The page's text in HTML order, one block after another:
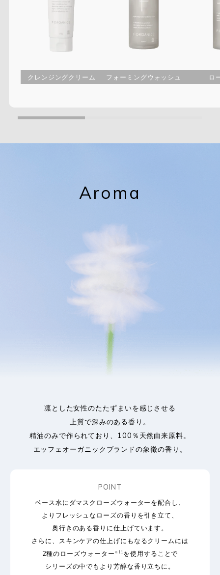
クレンジングクリーム フォーミングウォッシュ ロ
Aroma
凛とした女性のたたずまいを感じさせる
上質で深みのある香り。
精油のみで作られており、100％天然由来原料。
エッフェオーガニックブランドの象徴の香り。
POINT
ベース水にダマスクローズウォーターを配合し、
よりフレッシュなローズの香りを引き立て、
奥行きのある香りに仕上げています。
さらに、スキンケアの仕上げにもなるクリームには
2種のローズウォーター ※11 を使用することで
シリーズの中でもより芳醇な香り立ちに。